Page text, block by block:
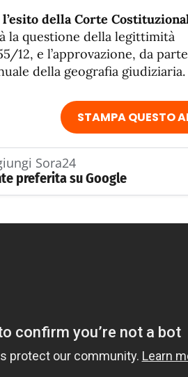
della Corte
la questione della legittimità
12, e l’approvazione, da
della geografia giudiziaria.
STAMPA QUESTO
Sora24
preferita su Google